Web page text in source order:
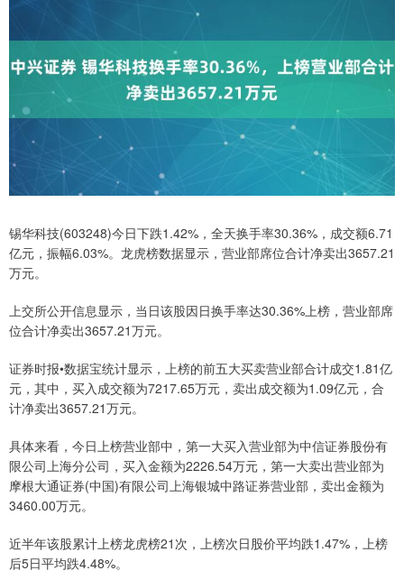
锡华科技(603248)今日下跌1.42%，全天换手率30.36%，成交额6.71
亿元，振幅6.03%。龙虎榜数据显示，营业部席位合计净卖出3657.21
万元。
上交所公开信息显示，当日该股因日换手率达30.36%上榜，营业部席
位合计净卖出3657.21万元。
证券时报•数据宝统计显示，上榜的前五大买卖营业部合计成交1.81亿
元，其中，买入成交额为7217.65万元，卖出成交额为1.09亿元，合
计净卖出3657.21万元。
具体来看，今日上榜营业部中，第一大买入营业部为中信证券股份有
限公司上海分公司，买入金额为2226.54万元，第一大卖出营业部为
摩根大通证券(中国)有限公司上海银城中路证券营业部，卖出金额为
3460.00万元。
近半年该股累计上榜龙虎榜21次，上榜次日股价平均跌1.47%，上榜
后5日平均跌4.48%。